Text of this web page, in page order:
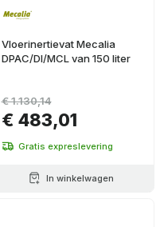
Vloerinertievat Mecalia
DPAC/DI/MCL van 150 liter
€ 483,01
€ 1.130,14
Gratis expreslevering
In winkelwagen